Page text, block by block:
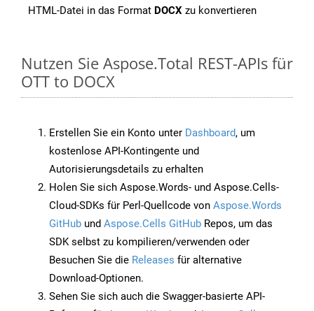
HTML-Datei in das Format DOCX zu konvertieren
Nutzen Sie Aspose.Total REST-APIs für
OTT to DOCX
Erstellen Sie ein Konto unter Dashboard, um
kostenlose API-Kontingente und
Autorisierungsdetails zu erhalten
Holen Sie sich Aspose.Words- und Aspose.Cells-
Cloud-SDKs für Perl-Quellcode von Aspose.Words
GitHub und Aspose.Cells GitHub Repos, um das
SDK selbst zu kompilieren/verwenden oder
Besuchen Sie die Releases für alternative
Download-Optionen.
Sehen Sie sich auch die Swagger-basierte API-